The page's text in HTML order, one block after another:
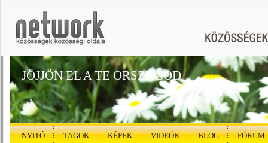
JÖJJÖN EL A TE ORSZÁGOD
NYITÓ TAGOK KÉPEK VIDEÓK BLOG FÓRUM